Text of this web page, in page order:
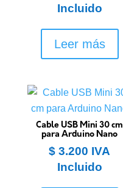
Incluido
Leer más
Cable USB Mini 30 cm
para Arduino Nano
$ 3.200 IVA
Incluido